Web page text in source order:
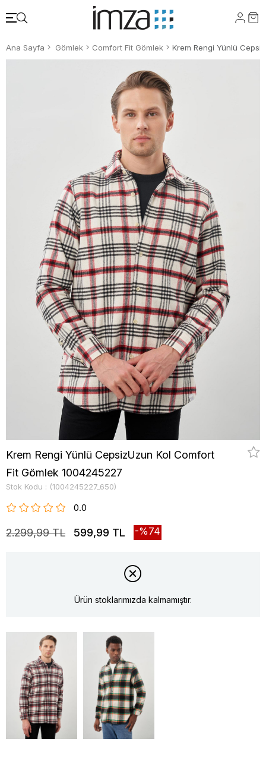
Ana Sayfa Gömlek Comfort Fit Gömlek
Krem Rengi Yünlü CepsizUzun Kol Comfort
Fit Gömlek 1004245227
Stok Kodu (1004245227_650)
0.0
2.299,99 TL 599,99 TL 74
Ürün stoklarımızda kalmamıştır.